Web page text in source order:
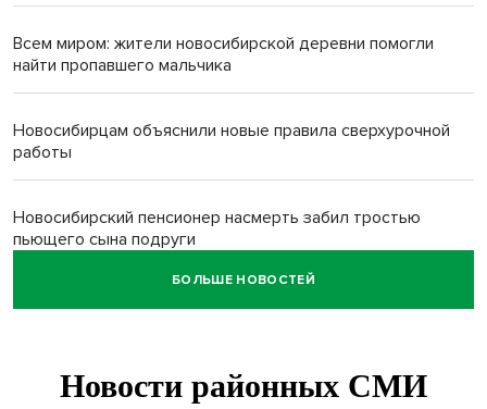
Всем миром: жители новосибирской деревни помогли
найти пропавшего мальчика
Новосибирцам объяснили новые правила сверхурочной
работы
Новосибирский пенсионер насмерть забил тростью
пьющего сына подруги
Площадь у Монумента Славы в Новосибирске пошла
Африканский врач поразил новосибирцев в травмпункте
БОЛЬШЕ НОВОСТЕЙ